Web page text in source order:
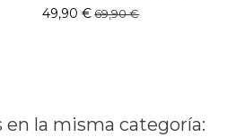
49,90 € 69,90 €
la misma categoría: